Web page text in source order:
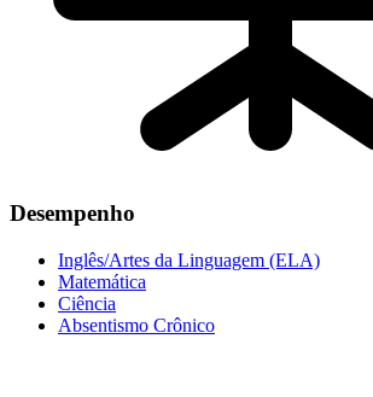
Desempenho
Inglês/Artes da Linguagem (ELA)
Matemática
Ciência
Absentismo Crônico